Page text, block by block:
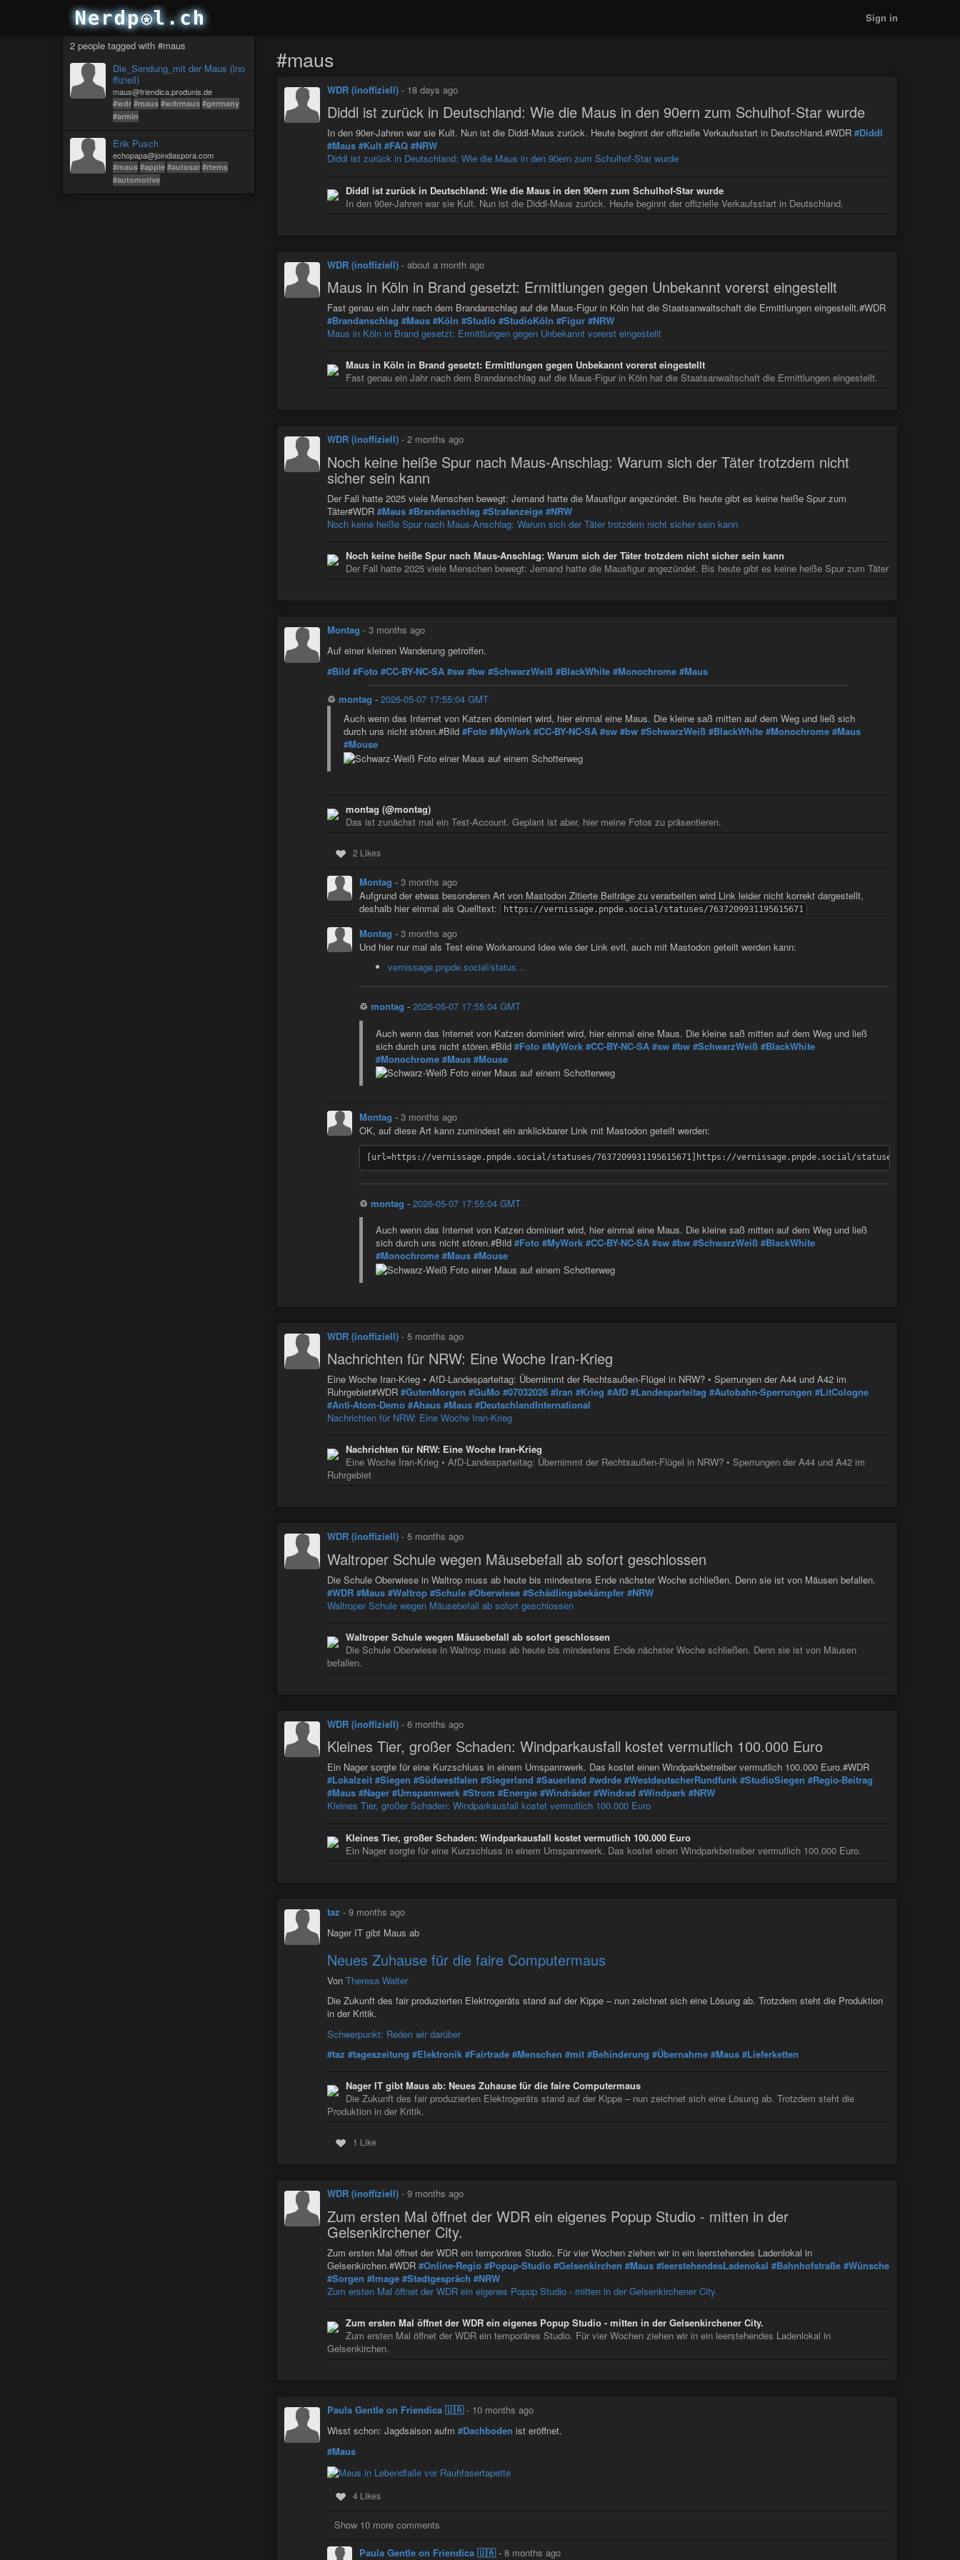
Sign in
2 people tagged with #maus
Die_Sendung_mit der Maus (ino
ffiziell)
maus@friendica.produnis.de
#wdr #maus #wdrmaus #germany
#armin
Erik Pusch
echopapa@joindiaspora.com
#maus #apple #autosar #rtems
#automotive
#maus
WDR (inoffiziell) - 18 days ago
Diddl ist zurück in Deutschland: Wie die Maus in den 90ern zum Schulhof-Star wurde
In den 90er-Jahren war sie Kult. Nun ist die Diddl-Maus zurück. Heute beginnt der offizielle Verkaufsstart in Deutschland.#WDR #Diddl
#Maus #Kult #FAQ #NRW
Diddl ist zurück in Deutschland: Wie die Maus in den 90ern zum Schulhof-Star wurde
Diddl ist zurück in Deutschland: Wie die Maus in den 90ern zum Schulhof-Star wurde
In den 90er-Jahren war sie Kult. Nun ist die Diddl-Maus zurück. Heute beginnt der offizielle Verkaufsstart in Deutschland.
WDR (inoffiziell) - about a month ago
Maus in Köln in Brand gesetzt: Ermittlungen gegen Unbekannt vorerst eingestellt
Fast genau ein Jahr nach dem Brandanschlag auf die Maus-Figur in Köln hat die Staatsanwaltschaft die Ermittlungen eingestellt.#WDR
#Brandanschlag #Maus #Köln #Studio #StudioKöln #Figur #NRW
Maus in Köln in Brand gesetzt: Ermittlungen gegen Unbekannt vorerst eingestellt
Maus in Köln in Brand gesetzt: Ermittlungen gegen Unbekannt vorerst eingestellt
Fast genau ein Jahr nach dem Brandanschlag auf die Maus-Figur in Köln hat die Staatsanwaltschaft die Ermittlungen eingestellt.
WDR (inoffiziell) - 2 months ago
Noch keine heiße Spur nach Maus-Anschlag: Warum sich der Täter trotzdem nicht
sicher sein kann
Der Fall hatte 2025 viele Menschen bewegt: Jemand hatte die Mausfigur angezündet. Bis heute gibt es keine heiße Spur zum
Täter#WDR #Maus #Brandanschlag #Strafanzeige #NRW
Noch keine heiße Spur nach Maus-Anschlag: Warum sich der Täter trotzdem nicht sicher sein kann
Noch keine heiße Spur nach Maus-Anschlag: Warum sich der Täter trotzdem nicht sicher sein kann
Der Fall hatte 2025 viele Menschen bewegt: Jemand hatte die Mausfigur angezündet. Bis heute gibt es keine heiße Spur zum Täter
Montag - 3 months ago
Auf einer kleinen Wanderung getroffen.
#Bild #Foto #CC-BY-NC-SA #sw #bw #SchwarzWeiß #BlackWhite #Monochrome #Maus
♲ montag - 2026-05-07 17:55:04 GMT
Auch wenn das Internet von Katzen dominiert wird, hier einmal eine Maus. Die kleine saß mitten auf dem Weg und ließ sich
durch uns nicht stören.#Bild #Foto #MyWork #CC-BY-NC-SA #sw #bw #SchwarzWeiß #BlackWhite #Monochrome #Maus
#Mouse
montag (@montag)
Das ist zunächst mal ein Test-Account. Geplant ist aber, hier meine Fotos zu präsentieren.
2 Likes
Montag - 3 months ago
Aufgrund der etwas besonderen Art von Mastodon Zitierte Beiträge zu verarbeiten wird Link leider nicht korrekt dargestellt,
deshalb hier einmal als Quelltext:
https://vernissage.pnpde.social/statuses/7637209931195615671
Montag - 3 months ago
Und hier nur mal als Test eine Workaround Idee wie der Link evtl. auch mit Mastodon geteilt werden kann:
vernissage.pnpde.social/status…
♲ montag - 2026-05-07 17:55:04 GMT
Auch wenn das Internet von Katzen dominiert wird, hier einmal eine Maus. Die kleine saß mitten auf dem Weg und ließ
sich durch uns nicht stören.#Bild #Foto #MyWork #CC-BY-NC-SA #sw #bw #SchwarzWeiß #BlackWhite
#Monochrome #Maus #Mouse
Montag - 3 months ago
OK, auf diese Art kann zumindest ein anklickbarer Link mit Mastodon geteilt werden:
♲ montag - 2026-05-07 17:55:04 GMT
Auch wenn das Internet von Katzen dominiert wird, hier einmal eine Maus. Die kleine saß mitten auf dem Weg und ließ
sich durch uns nicht stören.#Bild #Foto #MyWork #CC-BY-NC-SA #sw #bw #SchwarzWeiß #BlackWhite
#Monochrome #Maus #Mouse
WDR (inoffiziell) - 5 months ago
Nachrichten für NRW: Eine Woche Iran-Krieg
Eine Woche Iran-Krieg • AfD-Landesparteitag: Übernimmt der Rechtsaußen-Flügel in NRW? • Sperrungen der A44 und A42 im
Ruhrgebiet#WDR #GutenMorgen #GuMo #07032026 #Iran #Krieg #AfD #Landesparteitag #Autobahn-Sperrungen #LitCologne
#Anti-Atom-Demo #Ahaus #Maus #DeutschlandInternational
Nachrichten für NRW: Eine Woche Iran-Krieg
Nachrichten für NRW: Eine Woche Iran-Krieg
Eine Woche Iran-Krieg • AfD-Landesparteitag: Übernimmt der Rechtsaußen-Flügel in NRW? • Sperrungen der A44 und A42 im
Ruhrgebiet
WDR (inoffiziell) - 5 months ago
Waltroper Schule wegen Mäusebefall ab sofort geschlossen
Die Schule Oberwiese in Waltrop muss ab heute bis mindestens Ende nächster Woche schließen. Denn sie ist von Mäusen befallen.
#WDR #Maus #Waltrop #Schule #Oberwiese #Schädlingsbekämpfer #NRW
Waltroper Schule wegen Mäusebefall ab sofort geschlossen
Waltroper Schule wegen Mäusebefall ab sofort geschlossen
Die Schule Oberwiese in Waltrop muss ab heute bis mindestens Ende nächster Woche schließen. Denn sie ist von Mäusen
befallen.
WDR (inoffiziell) - 6 months ago
Kleines Tier, großer Schaden: Windparkausfall kostet vermutlich 100.000 Euro
Ein Nager sorgte für eine Kurzschluss in einem Umspannwerk. Das kostet einen Windparkbetreiber vermutlich 100.000 Euro.#WDR
#Lokalzeit #Siegen #Südwestfalen #Siegerland #Sauerland #wdrde #WestdeutscherRundfunk #StudioSiegen #Regio-Beitrag
#Maus #Nager #Umspannwerk #Strom #Energie #Windräder #Windrad #Windpark #NRW
Kleines Tier, großer Schaden: Windparkausfall kostet vermutlich 100.000 Euro
Kleines Tier, großer Schaden: Windparkausfall kostet vermutlich 100.000 Euro
Ein Nager sorgte für eine Kurzschluss in einem Umspannwerk. Das kostet einen Windparkbetreiber vermutlich 100.000 Euro.
taz - 9 months ago
Nager IT gibt Maus ab
Neues Zuhause für die faire Computermaus
Von Theresa Walter
Die Zukunft des fair produzierten Elektrogeräts stand auf der Kippe – nun zeichnet sich eine Lösung ab. Trotzdem steht die Produktion
in der Kritik.
Schwerpunkt: Reden wir darüber
#taz #tageszeitung #Elektronik #Fairtrade #Menschen #mit #Behinderung #Übernahme #Maus #Lieferketten
Nager IT gibt Maus ab: Neues Zuhause für die faire Computermaus
Die Zukunft des fair produzierten Elektrogeräts stand auf der Kippe – nun zeichnet sich eine Lösung ab. Trotzdem steht die
Produktion in der Kritik.
1 Like
WDR (inoffiziell) - 9 months ago
Zum ersten Mal öffnet der WDR ein eigenes Popup Studio - mitten in der
Gelsenkirchener City.
Zum ersten Mal öffnet der WDR ein temporäres Studio. Für vier Wochen ziehen wir in ein leerstehendes Ladenlokal in
Gelsenkirchen.#WDR #Online-Regio #Popup-Studio #Gelsenkirchen #Maus #leerstehendesLadenokal #Bahnhofstraße #Wünsche
#Sorgen #Image #Stadtgespräch #NRW
Zum ersten Mal öffnet der WDR ein eigenes Popup Studio - mitten in der Gelsenkirchener City.
Zum ersten Mal öffnet der WDR ein eigenes Popup Studio - mitten in der Gelsenkirchener City.
Zum ersten Mal öffnet der WDR ein temporäres Studio. Für vier Wochen ziehen wir in ein leerstehendes Ladenlokal in
Gelsenkirchen.
Paula Gentle on Friendica 🇺🇦 - 10 months ago
Wisst schon: Jagdsaison aufm #Dachboden ist eröffnet.
#Maus
4 Likes
Show 10 more comments
Paula Gentle on Friendica 🇺🇦- 8 months ago